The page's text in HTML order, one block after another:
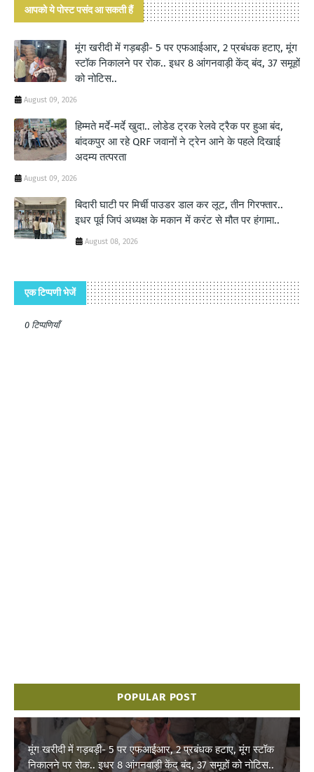
आपको ये पोस्ट पसंद आ सकती हैं
मूंग खरीदी में गड़बड़ी- 5 पर एफआईआर, 2 प्रबंधक हटाए, मूंग
स्टॉक निकालने पर रोक.. इधर 8 आंगनवाड़ी केंद् बंद, 37 समूहों
को नोटिस..
August 09, 2026
हिम्मते मर्दे-मर्दे खुदा.. लोडेड ट्रक रेलवे ट्रैक पर हुआ बंद,
बांदकपुर आ रहे QRF जवानों ने ट्रेन आने के पहले दिखाई
अदम्य तत्परता
August 09, 2026
बिदारी घाटी पर मिर्ची पाउडर डाल कर लूट, तीन गिरफ्तार..
इधर पूर्व जिपं अध्यक्ष के मकान में करंट से मौत पर हंगामा..
August 08, 2026
एक टिप्पणी भेजें
0 टिप्पणियाँ
POPULAR POST
मूंग खरीदी में गड़बड़ी- 5 पर एफआईआर, 2 प्रबंधक हटाए, मूंग स्टॉक
निकालने पर रोक.. इधर 8 आंगनवाड़ी केंद् बंद, 37 समूहों को नोटिस..